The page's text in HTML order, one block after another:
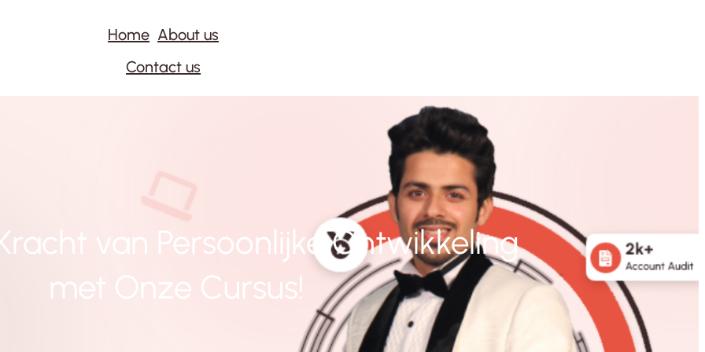
Home About us
Contact us
van Persoonlijke Ontwikkeling
met Onze Cursus!